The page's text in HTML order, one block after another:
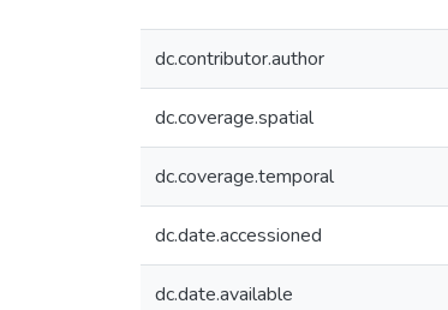
dc.contributor.author
dc.coverage.spatial
dc.coverage.temporal
dc.date.accessioned
dc.date.available